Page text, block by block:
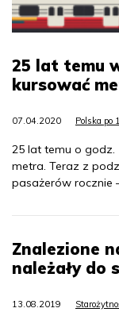
25 lat temu
kursować
07.04.2020 Polska po
25 lat temu o godz.
metra. Teraz z
pasażerów rocznie
Znalezione
należały do
13.08.2019